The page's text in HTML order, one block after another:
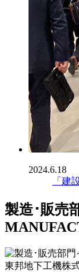
2024.6.18
「建
製造･販売
東邦地下工機株